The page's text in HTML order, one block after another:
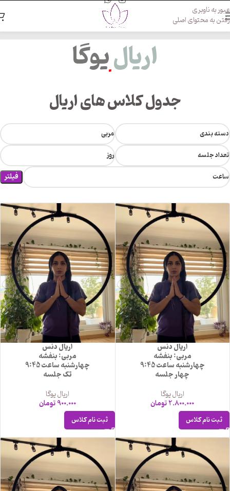
عبور به ناوبری
رفتن به محتوای اصلی
اریالیوگا
جدول کلاس های اریال
دسته بندی
مربی
تعداد جلسه
روز
ساعت
فیلتر
اریال دنس
مربی: بنفشه
چهارشنبه ساعت 9:45
چهار جلسه
اریال یوگا
2.800.000تومان
ثبت نام کلاس
اریال دنس
مربی: بنفشه
چهارشنبه ساعت 9:45
تک جلسه
اریال یوگا
900.000تومان
ثبت نام کلاس